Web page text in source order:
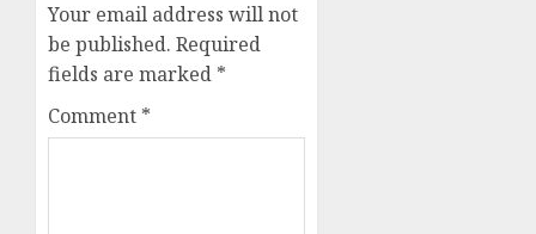
Your email address will not
be published. Required
fields are marked *
Comment *